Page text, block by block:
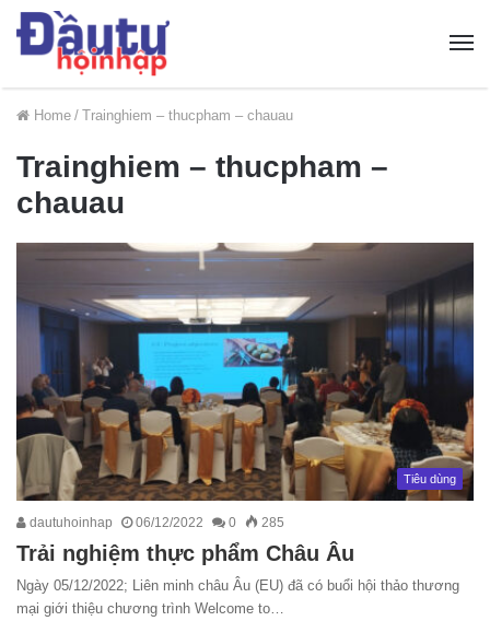
Home / Trainghiem – thucpham – chauau
Trainghiem – thucpham –
chauau
Tiêu dùng
dautuhoinhap 06/12/2022 0 285
Trải nghiệm thực phẩm Châu Âu
Ngày 05/12/2022; Liên minh châu Âu (EU) đã có buổi hội thảo thương
mại giới thiệu chương trình Welcome to…